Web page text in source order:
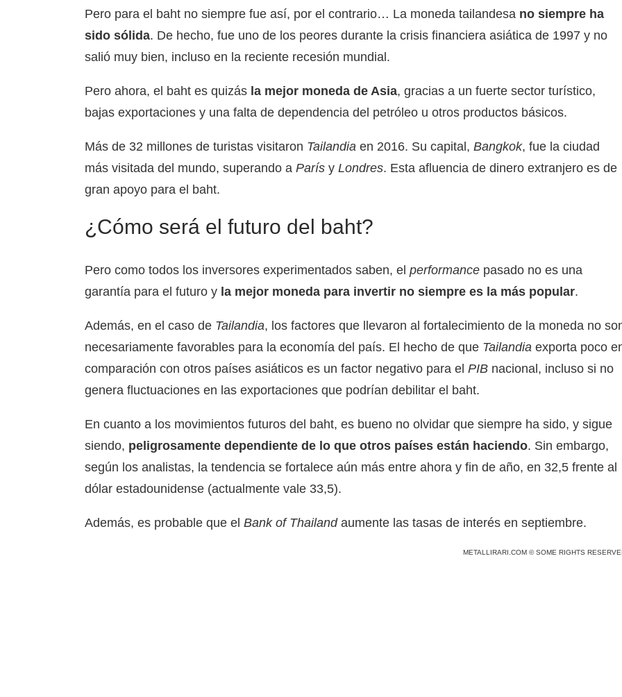
Pero para el baht no siempre fue así, por el contrario… La moneda tailandesa no siempre ha
sido sólida. De hecho, fue uno de los peores durante la crisis financiera asiática de 1997 y no
salió muy bien, incluso en la reciente recesión mundial.
Pero ahora, el baht es quizás la mejor moneda de Asia, gracias a un fuerte sector turístico,
bajas exportaciones y una falta de dependencia del petróleo u otros productos básicos.
Más de 32 millones de turistas visitaron Tailandia en 2016. Su capital, Bangkok, fue la ciudad
más visitada del mundo, superando a París y Londres. Esta afluencia de dinero extranjero es de
gran apoyo para el baht.
¿Cómo será el futuro del baht?
Pero como todos los inversores experimentados saben, el performance pasado no es una
garantía para el futuro y la mejor moneda para invertir no siempre es la más popular.
Además, en el caso de Tailandia, los factores que llevaron al fortalecimiento de la moneda no
necesariamente favorables para la economía del país. El hecho de que Tailandia exporta poco
comparación con otros países asiáticos es un factor negativo para el PIB nacional, incluso si no
genera fluctuaciones en las exportaciones que podrían debilitar el baht.
En cuanto a los movimientos futuros del baht, es bueno no olvidar que siempre ha sido, y sigue
siendo, peligrosamente dependiente de lo que otros países están haciendo. Sin embargo,
según los analistas, la tendencia se fortalece aún más entre ahora y fin de año, en 32,5 frente al
dólar estadounidense (actualmente vale 33,5).
Además, es probable que el Bank of Thailandaumente las tasas de interés en septiembre.
METALLIRARI.COM © SOME RIGHTS